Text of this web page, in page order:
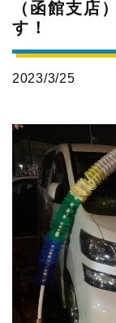
（函館支店
す！
2023/3/25